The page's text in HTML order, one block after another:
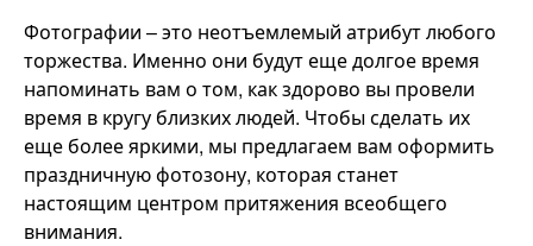
Фотографии – это неотъемлемый атрибут любого
торжества. Именно они будут еще долгое время
напоминать вам о том, как здорово вы провели
время в кругу близких людей. Чтобы сделать их
еще более яркими, мы предлагаем вам оформить
праздничную фотозону, которая станет
настоящим центром притяжения всеобщего
внимания.